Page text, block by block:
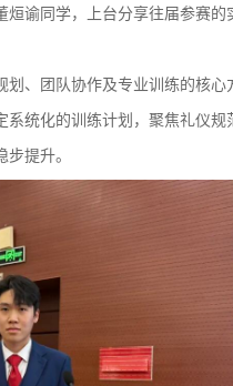
谕同学，上台分享往届参赛
、团队协作及专业训练的核
统化的训练计划，聚焦礼仪规
提升。